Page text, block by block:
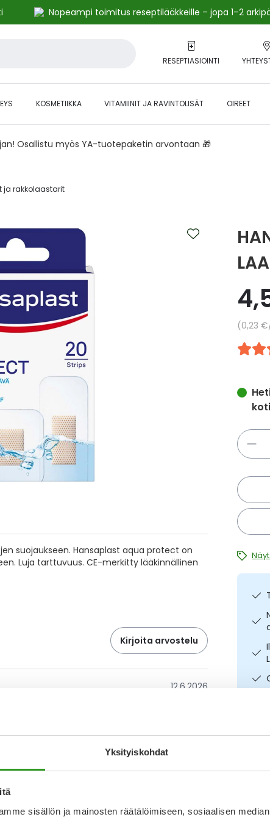
Yksityiskohdat
sisällön ja mainosten räätälöimiseen, sosiaalisen
Nopeampi toimitus reseptilääkkeille – jopa 1–2
RESEPTIASIOINTI
KOSMETIIKKA VITAMIINIT JA RAVINTOLISÄT OIREET
Osallistu myös YA-tuotepaketin arvontaan 🎁
ja rakkolaastarit‎
suojaukseen. Hansaplast aqua protect on
Luja tarttuvuus. CE-merkitty lääkinnällinen
Kirjoita arvostelu
12.6.2026
laastarissa!
30.4.2025
ole jäykkä.
0,23 €
Määrä